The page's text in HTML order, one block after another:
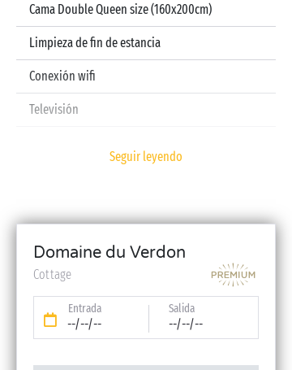
Cama Double Queen size (160x200cm)
Limpieza de fin de estancia
Conexión wifi
Televisión
Kit bebé (cuna plegable, trona, bañera – previa
reserva)
Seguir leyendo
Domaine du Verdon
Cottage
Entrada
--/--/--
Salida
--/--/--